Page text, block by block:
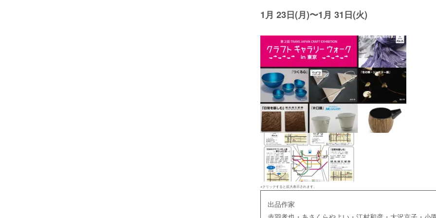
1月 23日(月)〜1月 31日(火)
※クリックすると拡大表示されます。
出品作家